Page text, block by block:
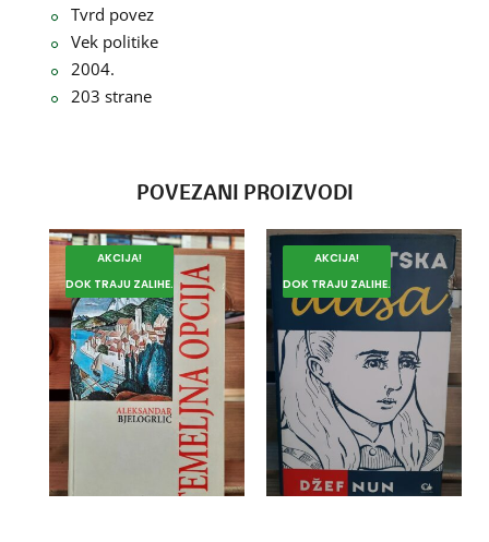
Tvrd povez
Vek politike
2004.
203 strane
POVEZANI PROIZVODI
AKCIJA!
DOK TRAJU ZALIHE.
AKCIJA!
DOK TRAJU ZALIHE.